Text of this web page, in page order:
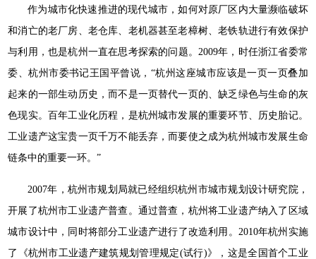
作为城市化快速推进的现代城市，如何对原厂区内大量濒临破坏
和消亡的老厂房、老仓库、老机器甚至老樟树、老铁轨进行有效保护
与利用，也是杭州一直在思考探索的问题。2009年，时任浙江省委常
委、杭州市委书记王国平曾说，“杭州这座城市应该是一页一页叠加
起来的一部生动历史，而不是一页替代一页的、缺乏绿色与生命的灰
色现实。百年工业化历程，是杭州城市发展的重要环节、历史胎记。
工业遗产这宝贵一页千万不能丢弃，而要使之成为杭州城市发展生命
链条中的重要一环。”
2007年，杭州市规划局就已经组织杭州市城市规划设计研究院，
开展了杭州市工业遗产普查。通过普查，杭州将工业遗产纳入了区域
城市设计中，同时将部分工业遗产进行了改造利用。2010年杭州实施
了《杭州市工业遗产建筑规划管理规定(试行)》，这是全国首个工业